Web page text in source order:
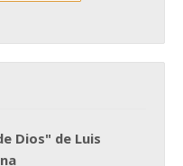
Dios" de Luis